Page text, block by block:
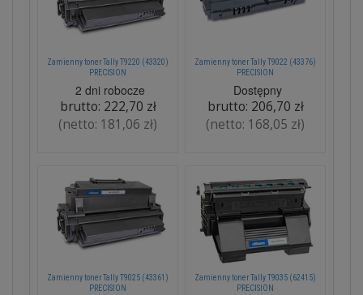
Zamienny toner Tally T9220 (43320)
PRECISION
2 dni robocze
brutto: 222,70 zł
(netto: 181,06 zł)
Zamienny toner Tally T9022 (43376)
PRECISION
Dostępny
brutto: 206,70 zł
(netto: 168,05 zł)
Zamienny toner Tally T9025 (43361)
PRECISION
Zamienny toner Tally T9035 (62415)
PRECISION